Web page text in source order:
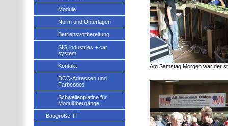
Am Samstag Morgen war der
Module
Norm und Unterlagen
Betriebsvorbereitung
SIG industries + car
system
Kontakt
DCC-Adressen und
Farbcodes
Schwellenplatine für
Modulübergänge
Baugröße TT